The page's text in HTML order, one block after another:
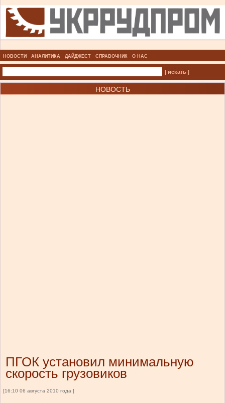
НОВОСТИ АНАЛИТИКА ДАЙДЖЕСТ СПРАВОЧНИК О НАС
| искать |
НОВОСТЬ
ПГОК установил минимальную
скорость грузовиков
[16:10 06 августа 2010 года ]